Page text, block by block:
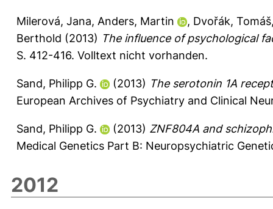
Milerová, Jana, Anders, Martin , Dvořák, Tomáš
Berthold (2013) The influence of psychological
S. 412-416. Volltext nicht vorhanden.
Sand, Philipp G. (2013) The serotonin 1A
European Archives of Psychiatry and Clinical
Sand, Philipp G. (2013) ZNF804A and
Medical Genetics Part B: Neuropsychiatric
2012